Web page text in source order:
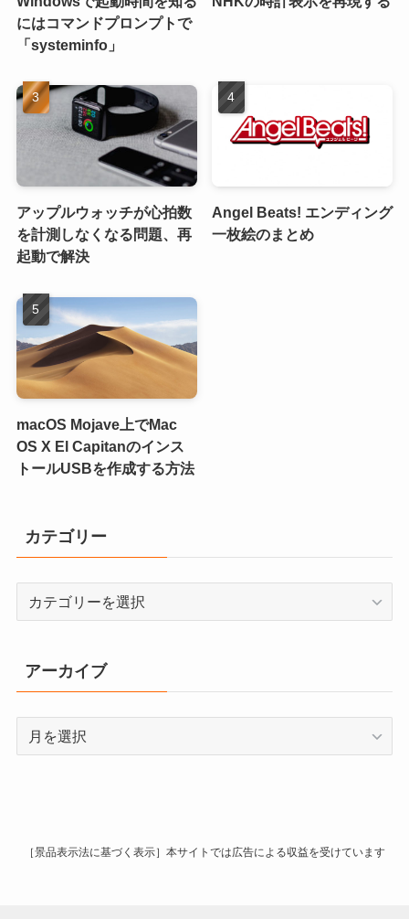
にはコマンドプロンプトで
「systeminfo」
アップルウォッチが心拍数
を計測しなくなる問題、再
起動で解決
Angel Beats! エンディング
一枚絵のまとめ
macOS Mojave上でMac
OS X El Capitanのインス
トールUSBを作成する方法
カテゴリー
リ
ー
アーカイブ
［景品表示法に基づく表示］本サイトでは広告による収益を受けています